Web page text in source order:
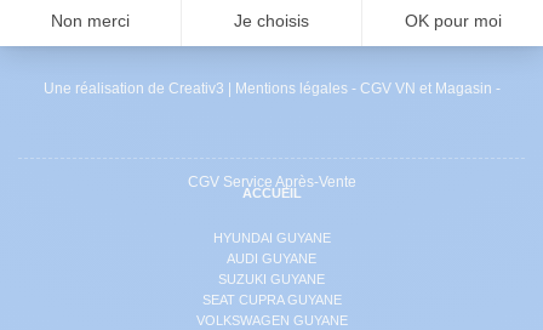
Une réalisation de Creativ3 Mentions légales- CGV VN et Magasin -
CGV Service Après-Vente
ACCUEIL
HYUNDAI GUYANE
AUDI GUYANE
SUZUKI GUYANE
SEAT CUPRA GUYANE
VOLKSWAGEN GUYANE